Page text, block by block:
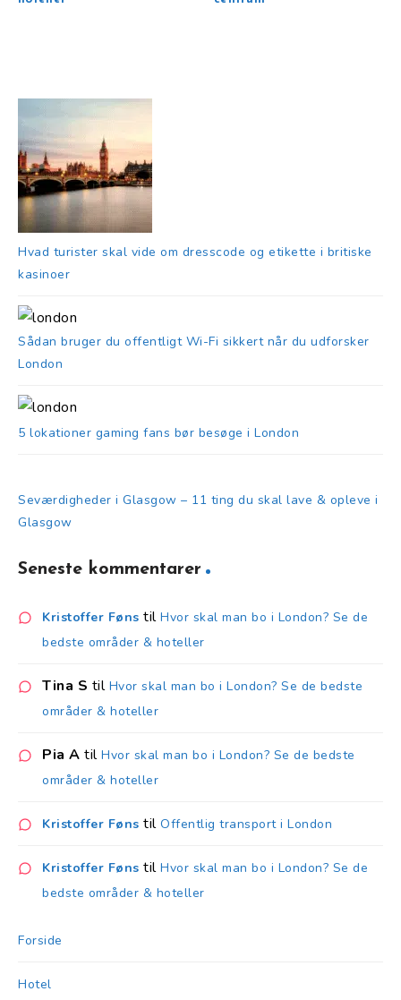
Hvad turister skal vide om dresscode og etikette i britiske
kasinoer
Sådan bruger du offentligt Wi-Fi sikkert når du udforsker
London
5 lokationer gaming fans bør besøge i London
Seværdigheder i Glasgow – 11 ting du skal lave & opleve i
Glasgow
Seneste kommentarer
Kristoffer Føns til Hvor skal man bo i London? Se de
bedste områder & hoteller
Tina S til Hvor skal man bo i London? Se de bedste
områder & hoteller
Pia A til Hvor skal man bo i London? Se de bedste
områder & hoteller
Kristoffer Føns til Offentlig transport i London
Kristoffer Føns til Hvor skal man bo i London? Se de
bedste områder & hoteller
Forside
Hotel